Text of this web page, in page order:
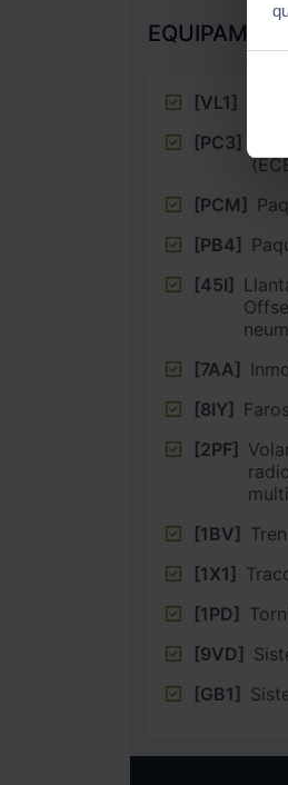
[VL1]
[PC3]
[PCM]
[PB4]
[45I]
Offset”, de 5 radios en V
[7AA]
[8IY]
[2PF]
[1BV]
[1X1]
[1PD]
[9VD]
[GB1]